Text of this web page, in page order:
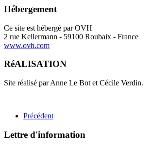
Hébergement
Ce site est hébergé par OVH
2 rue Kellermann - 59100 Roubaix - France
www.ovh.com
RéALISATION
Site réalisé par Anne Le Bot et Cécile Verdin.
Précédent
Lettre d'information